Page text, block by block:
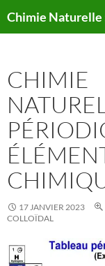
au
CHIMIE
17 JANVIER 2023
COLLOÏDAL